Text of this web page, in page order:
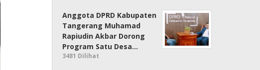
Anggota DPRD Kabupaten
Tangerang Muhamad
Rapiudin Akbar Dorong
Program Satu Desa…
3481 Dilihat